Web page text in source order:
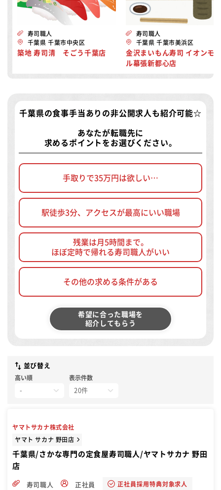
寿司職人
千葉県 千葉市中央区
築地 寿司清 そごう千葉店
寿司職人
千葉県 千葉市美浜区
金沢まいもん寿司 イオンモ
ル幕張新都心店
千葉県の食事手当ありの非公開求人 も紹介可能☆
あなたが転職先に
求めるポイントをお選びください。
手取りで35万円は欲しい…
駅徒歩3分、アクセスが最高にいい職場
残業は月5時間まで。
ほぼ定時で帰れる寿司職人がいい
その他の求める条件がある
希望に合った職場を
紹介してもらう
並び替え
高い順 表示件数
ヤマトサカナ株式会社
ヤマト サカナ 野田店
千葉県/さかな専門の定食屋寿司職人/ヤマトサカナ 野田
店
寿司職人 正社員 正社員採用特典対象求人